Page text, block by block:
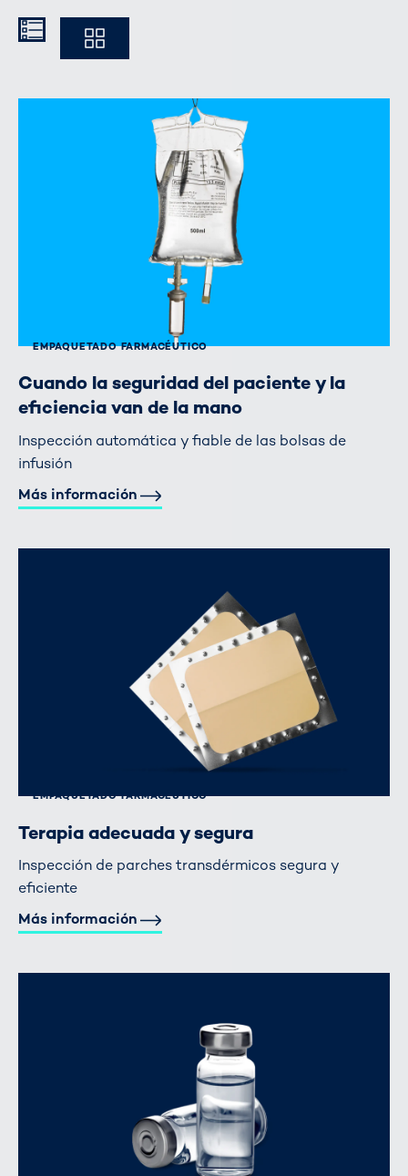
Kompakt
EMPAQUETADO FARMACÉUTICO
Cuando la seguridad del paciente y la
eficiencia van de la mano
Inspección automática y fiable de las bolsas de
infusión
Más información
EMPAQUETADO FARMACÉUTICO
Terapia adecuada y segura
Inspección de parches transdérmicos segura y
eficiente
Más información